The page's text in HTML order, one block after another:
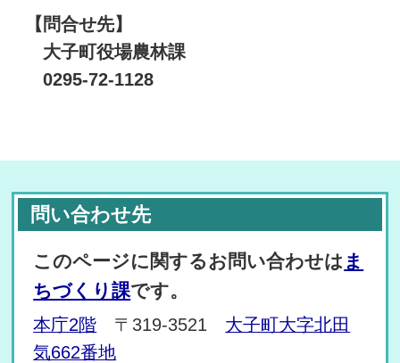
【問合せ先】
大子町役場農林課
0295-72-1128
問い合わせ先
このページに関するお問い合わせは ま
ちづくり課です。
本庁2階 〒319-3521 大子町大字北田
気662番地